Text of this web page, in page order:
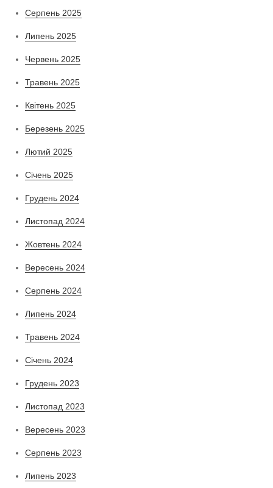
Серпень 2025
Липень 2025
Червень 2025
Травень 2025
Квітень 2025
Березень 2025
Лютий 2025
Січень 2025
Грудень 2024
Листопад 2024
Жовтень 2024
Вересень 2024
Серпень 2024
Липень 2024
Травень 2024
Січень 2024
Грудень 2023
Листопад 2023
Вересень 2023
Серпень 2023
Липень 2023